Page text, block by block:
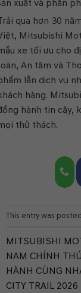
xuất và phân
qua hơn 30
Mitsubishi
xe tối ưu cho
An tâm và
lẫn dịch vụ
hàng.
hành tin cậy,
thử thách.
This entry was
MITSUBISHI
NAM CHÍNH
HÀNH CÙNG
CITY TRAIL 2026